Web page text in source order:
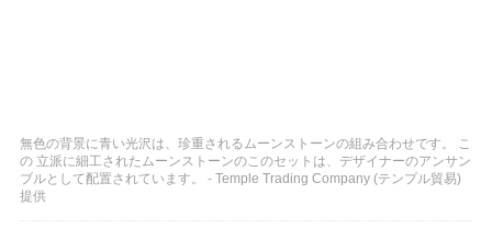
無色の背景に青い光沢は、珍重されるムーンストーンの組み合わせです。 こ
の 立派に細工されたムーンストーンのこのセットは、デザイナーのアンサン
ブルとして配置されています。 - Temple Trading Company (テンプル貿易)
提供